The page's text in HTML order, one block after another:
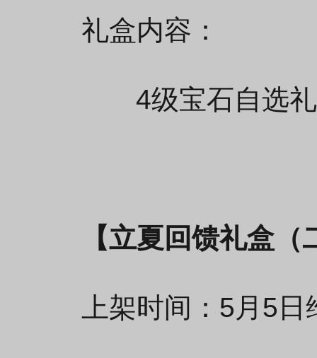
礼盒内容：
4级宝石自选礼
【立夏回馈礼盒（
上架时间：5月5